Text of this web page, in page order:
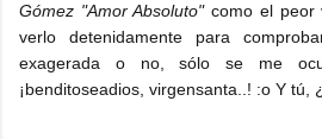
Gómez "Amor Absoluto"como el peor
verlo detenidamente para
exagerada o no, sólo se me
¡benditoseadios, virgensanta..! :o Y tú,